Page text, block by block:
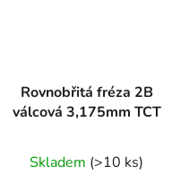
Rovnobřitá fréza 2B
válcová 3,175mm TCT
Skladem (>10 ks)